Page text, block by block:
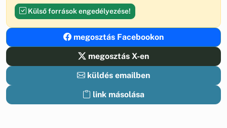
Külső források engedélyezése!
megosztás Facebookon
megosztás X-en
küldés emailben
link másolása